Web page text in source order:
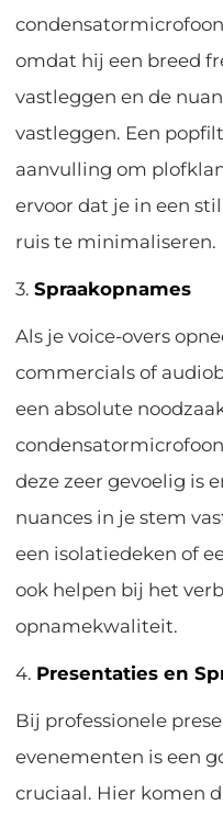
omdat hij een breed
vastleggen en de
vastleggen. Een
aanvulling om
ervoor dat je in een
ruis te minimaliseren.
3.Spraakopnames
Als je voice-overs
commercials of
een absolute
deze zeer gevoelig is
nuances in je stem
een isolatiedeken of
ook helpen bij het
opnamekwaliteit.
4. Presentaties en
Bij professionele
evenementen is een
cruciaal. Hier komen